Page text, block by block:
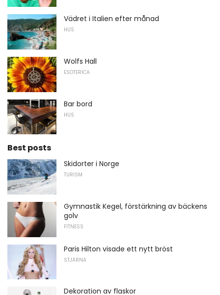
Vädret i Italien efter månad
HUS
Wolfs Hall
ESOTERICA
Bar bord
HUS
Best posts
Skidorter i Norge
TURISM
Gymnastik Kegel, förstärkning av bäckens
golv
FITNESS
Paris Hilton visade ett nytt bröst
STJÄRNA
Dekoration av flaskor